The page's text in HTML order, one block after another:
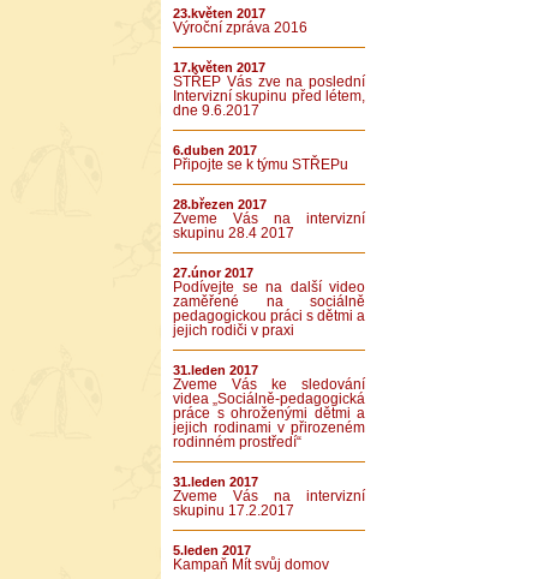
23.květen 2017
Výroční zpráva 2016
17.květen 2017
STŘEP Vás zve na poslední
Intervizní skupinu před létem,
dne 9.6.2017
6.duben 2017
Připojte se k týmu STŘEPu
28.březen 2017
Zveme Vás na intervizní
skupinu 28.4 2017
27.únor 2017
Podívejte se na další video
zaměřené na sociálně
pedagogickou práci s dětmi a
jejich rodiči v praxi
31.leden 2017
Zveme Vás ke sledování
videa „Sociálně-pedagogická
práce s ohroženými dětmi a
jejich rodinami v přirozeném
rodinném prostředí“
31.leden 2017
Zveme Vás na intervizní
skupinu 17.2.2017
5.leden 2017
Kampaň Mít svůj domov